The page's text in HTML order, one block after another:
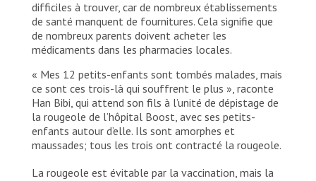
difficiles à trouver, car de nombreux établissements
de santé manquent de fournitures. Cela signifie que
de nombreux parents doivent acheter les
médicaments dans les pharmacies locales.
« Mes 12 petits-enfants sont tombés malades, mais
ce sont ces trois-là qui souffrent le plus », raconte
Han Bibi, qui attend son fils à l’unité de dépistage de
la rougeole de l’hôpital Boost, avec ses petits-
enfants autour d’elle. Ils sont amorphes et
maussades; tous les trois ont contracté la rougeole.
La rougeole est évitable par la vaccination, mais la